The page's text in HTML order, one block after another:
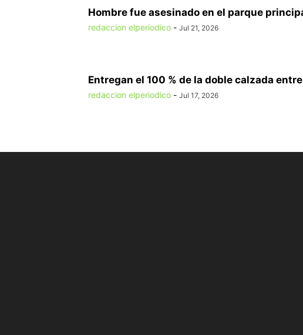
Hombre fue asesinado en el parque
redaccion elperiodico - Jul 21, 2026
Entregan el 100 % de la doble calzada
redaccion elperiodico - Jul 17, 2026